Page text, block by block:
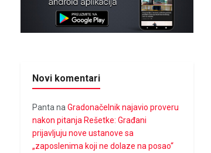
Novi komentari
Panta naGradonačelnik najavio proveru
nakon pitanja Rešetke: Građani
prijavljuju nove ustanove sa
„zaposlenima koji ne dolaze na posao“